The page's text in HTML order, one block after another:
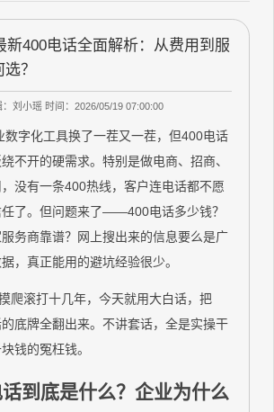
新400电话全面解析：从费用到服
？
：刘小瑶 时间：2026/05/19 07:00:00
数字化工具换了一茬又一茬，但400电话
不开的硬需求。特别是做电商、招商、
没有一条400热线，客户连电话都不愿
了。但问题来了——400电话多少钱？
务商靠谱？网上搜出来的信息要么是广
，真正能用的避坑经验很少。
爬滚打十几年，今天就用大白话，把
底牌全翻出来。不讲套话，全是实操干
钱的冤枉钱。
到底是什么？企业为什么